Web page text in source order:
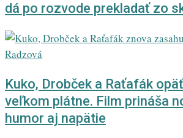
dá po rozvode prekladať zo
Kuko, Drobček a Raťafák
veľkom plátne. Film prináša
humor aj napätie